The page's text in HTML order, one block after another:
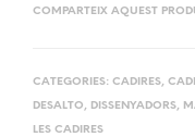
COMPARTEIX AQUEST
CATEGORIES: CADIRES,
DESALTO, DISSENYADORS,
LES CADIRES